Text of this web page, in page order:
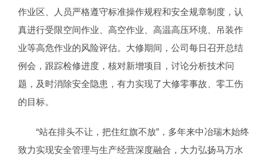
作业区、人员严格遵守标准操作规程和安全规章制度，认
真进行受限空间作业、高空作业、高温高压环境、吊装作
业等高危作业的风险评估。大修期间，公司每日召开总结
例会，跟踪检修进度，核对新增项目，讨论分析技术问
题，及时消除安全隐患，有力实现了大修零事故、零工伤
的目标。
“站在排头不让，把住红旗不放”，多年来中冶瑞木始终
致力实现安全管理与生产经营深度融合，大力弘扬马万水